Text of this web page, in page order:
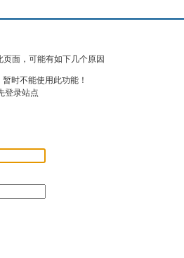
面，可能有如下几个原因
时不能使用此功能！
登录站点